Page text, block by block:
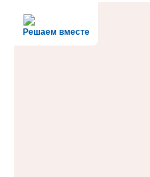
Решаем вместе